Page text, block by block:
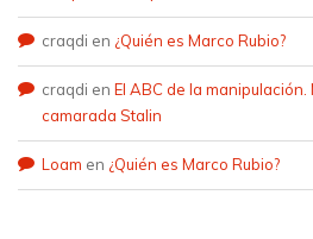
craqdi en ¿Quién es Marco Rubio?
craqdi en El ABC de la
camarada Stalin
Loam en ¿Quién es Marco Rubio?